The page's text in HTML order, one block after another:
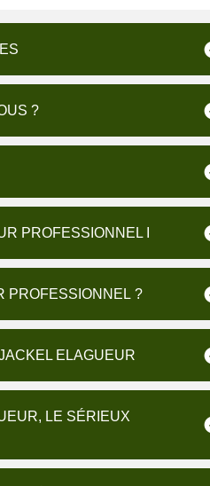
?
PROFESSIONNEL I
PROFESSIONNEL ?
ELAGUEUR
LE SÉRIEUX